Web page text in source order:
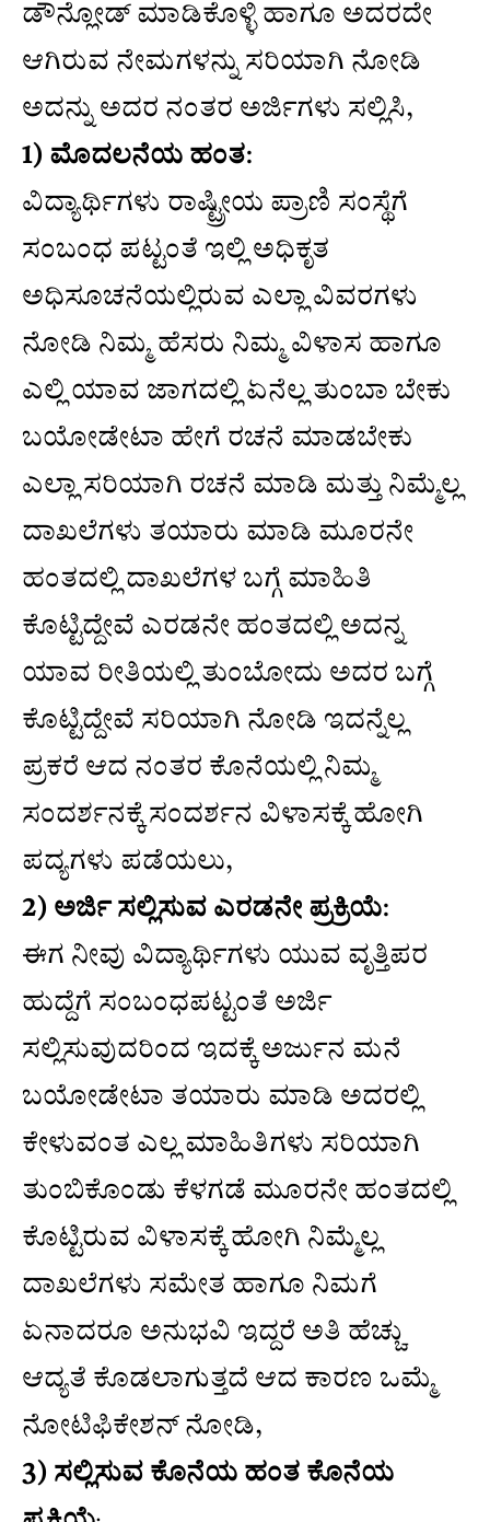
ಡೌನ್ಲೋಡ್ ಮಾಡಿಕೊಳ್ಳಿ ಹಾಗೂ ಅದರದೇ
ಆಗಿರುವ ನೇಮಗಳನ್ನು ಸರಿಯಾಗಿ ನೋಡಿ
ಅದನ್ನು ಅದರ ನಂತರ ಅರ್ಜಿಗಳು ಸಲ್ಲಿಸಿ,
1) ಮೊದಲನೆಯ ಹಂತ:
ವಿದ್ಯಾರ್ಥಿಗಳು ರಾಷ್ಟ್ರೀಯ ಪ್ರಾಣಿ ಸಂಸ್ಥೆಗೆ
ಸಂಬಂಧ ಪಟ್ಟಂತೆ ಇಲ್ಲಿ ಅಧಿಕೃತ
ಅಧಿಸೂಚನೆಯಲ್ಲಿರುವ ಎಲ್ಲಾ ವಿವರಗಳು
ನೋಡಿ ನಿಮ್ಮ ಹೆಸರು ನಿಮ್ಮ ವಿಳಾಸ ಹಾಗೂ
ಎಲ್ಲಿ ಯಾವ ಜಾಗದಲ್ಲಿ ಏನೆಲ್ಲ ತುಂಬಾ ಬೇಕು
ಬಯೋಡೇಟಾ ಹೇಗೆ ರಚನೆ ಮಾಡಬೇಕು
ಎಲ್ಲಾ ಸರಿಯಾಗಿ ರಚನೆ ಮಾಡಿ ಮತ್ತು ನಿಮ್ಮೆಲ್ಲ
ದಾಖಲೆಗಳು ತಯಾರು ಮಾಡಿ ಮೂರನೇ
ಹಂತದಲ್ಲಿ ದಾಖಲೆಗಳ ಬಗ್ಗೆ ಮಾಹಿತಿ
ಕೊಟ್ಟಿದ್ದೇವೆ ಎರಡನೇ ಹಂತದಲ್ಲಿ ಅದನ್ನ
ಯಾವ ರೀತಿಯಲ್ಲಿ ತುಂಬೋದು ಅದರ ಬಗ್ಗೆ
ಕೊಟ್ಟಿದ್ದೇವೆ ಸರಿಯಾಗಿ ನೋಡಿ ಇದನ್ನೆಲ್ಲ
ಪ್ರಕರೆ ಆದ ನಂತರ ಕೊನೆಯಲ್ಲಿ ನಿಮ್ಮ
ಸಂದರ್ಶನಕ್ಕೆ ಸಂದರ್ಶನ ವಿಳಾಸಕ್ಕೆ ಹೋಗಿ
ಪದ್ಯಗಳು ಪಡೆಯಲು,
2) ಅರ್ಜಿ ಸಲ್ಲಿಸುವ ಎರಡನೇ ಪ್ರಕ್ರಿಯೆ:
ಈಗ ನೀವು ವಿದ್ಯಾರ್ಥಿಗಳು ಯುವ ವೃತ್ತಿಪರ
ಹುದ್ದೆಗೆ ಸಂಬಂಧಪಟ್ಟಂತೆ ಅರ್ಜಿ
ಸಲ್ಲಿಸುವುದರಿಂದ ಇದಕ್ಕೆ ಅರ್ಜುನ ಮನೆ
ಬಯೋಡೇಟಾ ತಯಾರು ಮಾಡಿ ಅದರಲ್ಲಿ
ಕೇಳುವಂತ ಎಲ್ಲ ಮಾಹಿತಿಗಳು ಸರಿಯಾಗಿ
ತುಂಬಿಕೊಂಡು ಕೆಳಗಡೆ ಮೂರನೇ ಹಂತದಲ್ಲಿ
ಕೊಟ್ಟಿರುವ ವಿಳಾಸಕ್ಕೆ ಹೋಗಿ ನಿಮ್ಮೆಲ್ಲ
ದಾಖಲೆಗಳು ಸಮೇತ ಹಾಗೂ ನಿಮಗೆ
ಏನಾದರೂ ಅನುಭವಿ ಇದ್ದರೆ ಅತಿ ಹೆಚ್ಚು
ಆದ್ಯತೆ ಕೊಡಲಾಗುತ್ತದೆ ಆದ ಕಾರಣ ಒಮ್ಮೆ
ನೋಟಿಫಿಕೇಶನ್ ನೋಡಿ,
3) ಸಲ್ಲಿಸುವ ಕೊನೆಯ ಹಂತ ಕೊನೆಯ